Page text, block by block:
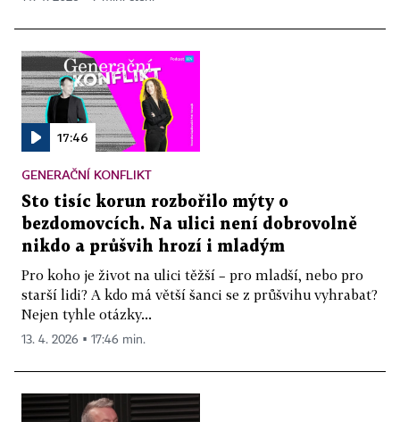
17:46
GENERAČNÍ KONFLIKT
Sto tisíc korun rozbořilo mýty o
bezdomovcích. Na ulici není dobrovolně
nikdo a průšvih hrozí i mladým
Pro koho je život na ulici těžší – pro mladší, nebo pro
starší lidi? A kdo má větší šanci se z průšvihu vyhrabat?
Nejen tyhle otázky...
13. 4. 2026 ▪ 17:46 min.